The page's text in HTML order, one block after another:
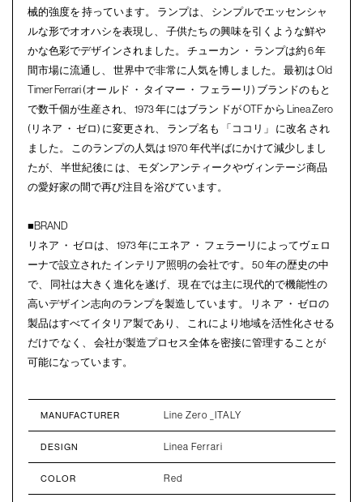
械的強度を 持っています。 ランプは、 シンプルでエッセンシャ
ルな形でオオハシを表現し、 子供たち の興味を引くような鮮や
かな色彩でデザインされました。 チューカン ・ ランプは約 6 年
間市場に流通し、 世界中で非常に人気を博しました。 最初は Old
Timer Ferrari (オー ルド ・ タイマー ・ フェラーリ) ブランドのもと
で数千個が生産され、 1973 年にはブラン ドが OTF から Linea Zero
(リネア ・ ゼロ) に変更され、 ランプ名も 「ココリ」 に改名 され
ました。 このランプの人気は 1970 年代半ばにかけて減少しまし
たが、 半世紀後に は、 モダンアンティークやヴィンテージ商品
の愛好家の間で再び注目を浴びています。
■BRAND
リネア ・ ゼロは、 1973 年にエネア ・ フェラーリによってヴェロ
ーナで設立された インテリア照明の会社です。 50 年の歴史の中
で、 同社は大きく進化を遂げ、 現 在では主に現代的で機能性の
高いデザイン志向のランプを製造しています。 リネ ア ・ ゼロの
製品はすべてイタリア製であり、 これにより地域を活性化させる
だけで なく、 会社が製造プロセス全体を密接に管理することが
可能になっています。
MANUFACTURER Line Zero _ITALY
DESIGN Linea Ferrari
COLOR Red